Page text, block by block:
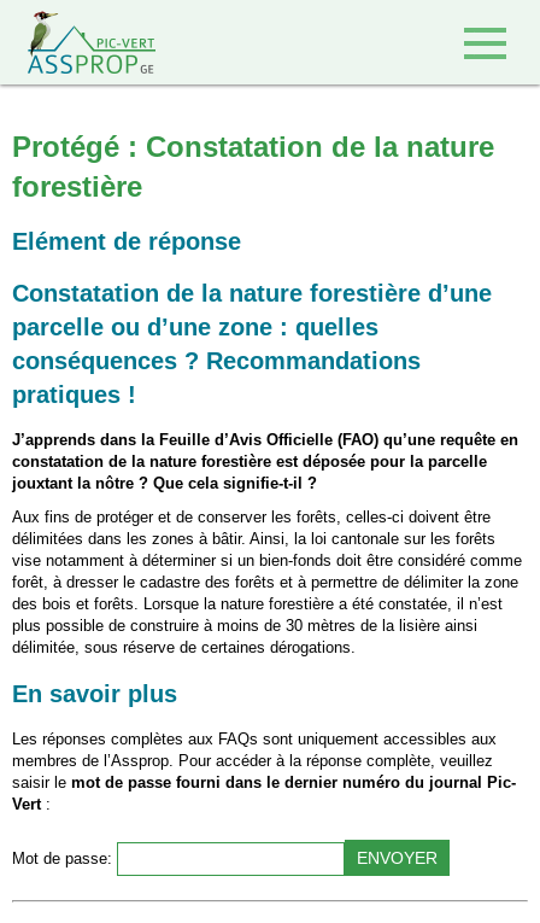
Protégé : Constatation de la nature
forestière
Elément de réponse
Constatation de la nature forestière d’une
parcelle ou d’une zone : quelles
conséquences ? Recommandations
pratiques !
J’apprends dans la Feuille d’Avis Officielle (FAO) qu’une requête en
constatation de la nature forestière est déposée pour la parcelle
jouxtant la nôtre ? Que cela signifie-t-il ?
Aux fins de protéger et de conserver les forêts, celles-ci doivent être
délimitées dans les zones à bâtir. Ainsi, la loi cantonale sur les forêts
vise notamment à déterminer si un bien-fonds doit être considéré comme
forêt, à dresser le cadastre des forêts et à permettre de délimiter la zone
des bois et forêts. Lorsque la nature forestière a été constatée, il n’est
plus possible de construire à moins de 30 mètres de la lisière ainsi
délimitée, sous réserve de certaines dérogations.
En savoir plus
Les réponses complètes aux FAQs sont uniquement accessibles aux
membres de l’Assprop. Pour accéder à la réponse complète, veuillez
saisir le mot de passe fourni dans le dernier numéro du journal Pic-
Vert:
Mot de passe: